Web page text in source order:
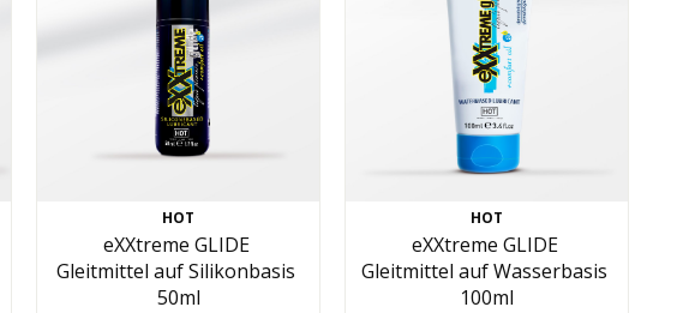
HOT
eXXtreme GLIDE
Gleitmittel auf Silikonbasis
50ml
HOT
eXXtreme GLIDE
Gleitmittel auf Wasserbasis
100ml